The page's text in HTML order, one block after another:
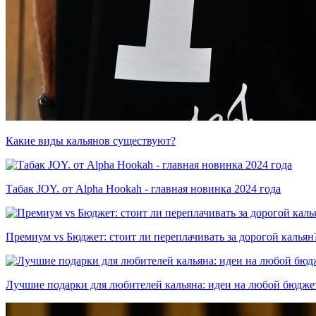
Какие виды кальянов существуют?
Табак JOY. от Alpha Hookah - главная новинка 2024 года
Премиум vs Бюджет: стоит ли переплачивать за дорогой
Лучшие подарки для любителей кальяна: идеи на любой